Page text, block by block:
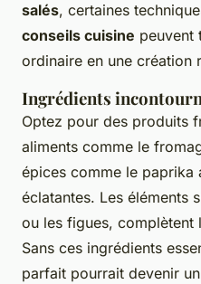
salés, certaines
conseils cuisine peuvent
ordinaire en une création
Ingrédients
Optez pour des produits
aliments comme le
épices comme le paprika
éclatantes. Les éléments
ou les figues, complètent
Sans ces ingrédients
parfait pourrait devenir